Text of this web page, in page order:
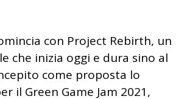
con Project Rebirth, un
che inizia oggi e dura sino al
come proposta lo
il Green Game Jam 2021,